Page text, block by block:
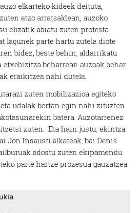
elkarteko kideek deituta,
atzo arratsaldean, auzoko
elizatik abiatu zuten protesta
lagunek parte hartu zutela diote
bidez, beste behin, aldarrikatu
beharrean auzoak behar
eraikitzea nahi dutela.
zuten mobilizazioa egiteko
udalak bertan egin nahi zituzten
batera. Auzotarrenez
zuten. Eta hain justu, ekintza
Jon Insausti alkateak, bai Denis
adostu zuten ekipamendu
parte hartze prozesua gauzatzea.